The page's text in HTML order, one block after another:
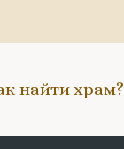
найти храм?